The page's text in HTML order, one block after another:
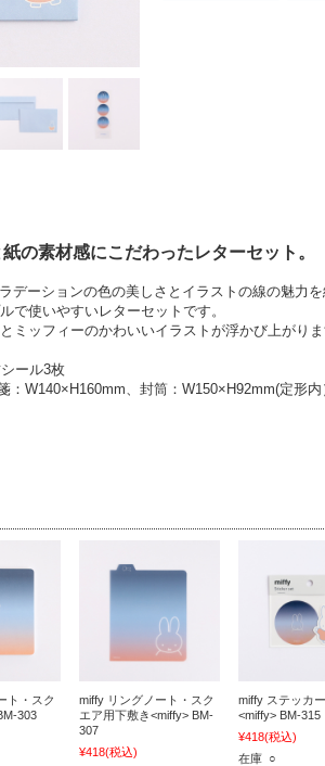
の素材感にこだわったレターセット。
デーションの色の美しさとイラストの線の魅力を
で使いやすいレターセットです。
ミッフィーのかわいいイラストが浮かび上がりま
ール3枚
：W140×H160mm、封筒：W150×H92mm(定形内
ト・スク
303
miffy リングノート・スク
エア用下敷き<miffy> BM-
307
¥418(税込)
miffy ステッカ
<miffy> BM-315
¥418(税込)
在庫 ○